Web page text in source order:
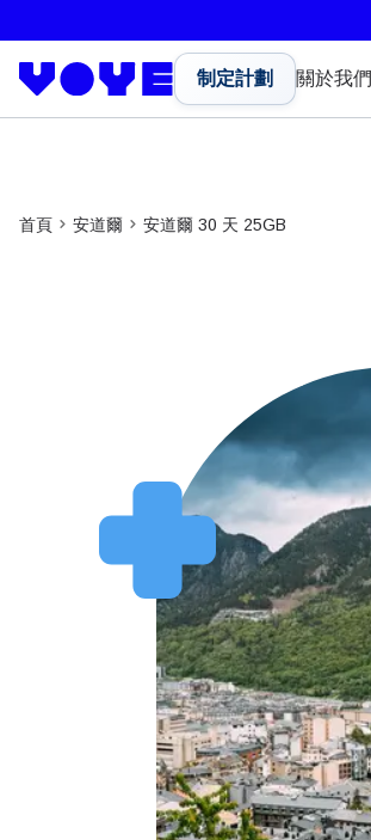
制定計劃 關於我們
首頁 安道爾 安道爾 30 天 25GB